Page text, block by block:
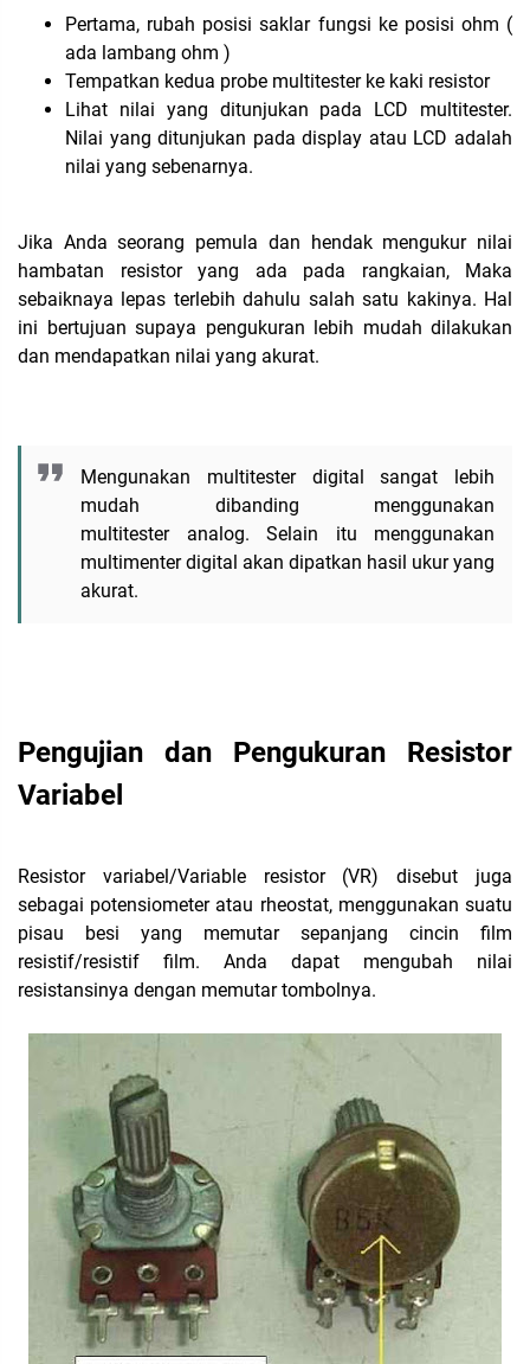
Pertama, rubah posisi saklar fungsi ke posisi ohm (
ada lambang ohm )
Tempatkan kedua probe multitester ke kaki resistor
Lihat nilai yang ditunjukan pada LCD multitester.
Nilai yang ditunjukan pada display atau LCD adalah
nilai yang sebenarnya.
Jika Anda seorang pemula dan hendak mengukur nilai
hambatan resistor yang ada pada rangkaian, Maka
sebaiknaya lepas terlebih dahulu salah satu kakinya. Hal
ini bertujuan supaya pengukuran lebih mudah dilakukan
dan mendapatkan nilai yang akurat.
Mengunakan multitester digital sangat lebih
mudah dibanding menggunakan
multitester analog. Selain itu menggunakan
multimenter digital akan dipatkan hasil ukur yang
akurat.
Pengujian dan Pengukuran Resistor
Variabel
Resistor variabel/Variable resistor (VR) disebut juga
sebagai potensiometer atau rheostat, menggunakan suatu
pisau besi yang memutar sepanjang cincin film
resistif/resistif film. Anda dapat mengubah nilai
resistansinya dengan memutar tombolnya.